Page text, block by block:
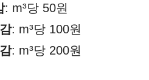
: m³당 50원
: m³당 100원
: m³당 200원